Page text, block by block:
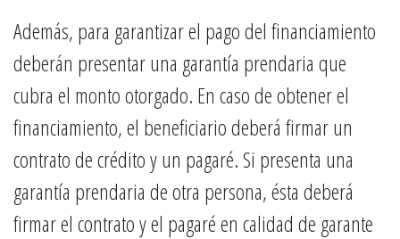
Además, para garantizar el pago del financiamiento
deberán presentar una garantía prendaria que
cubra el monto otorgado. En caso de obtener el
financiamiento, el beneficiario deberá firmar un
contrato de crédito y un pagaré. Si presenta una
garantía prendaria de otra persona, ésta deberá
firmar el contrato y el pagaré en calidad de garante